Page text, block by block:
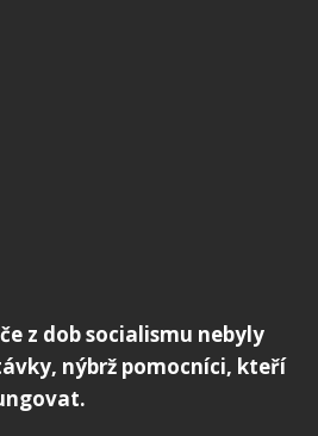
z dob socialismu nebyly
nýbrž pomocníci, kteří